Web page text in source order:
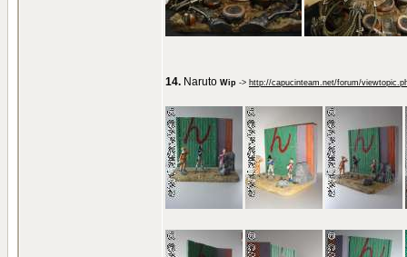
14. Naruto Wip -> http://capucinteam.net/forum/